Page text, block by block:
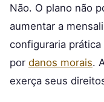
Não. O plano não
aumentar a
configuraria
por danos morais.
exerça seus